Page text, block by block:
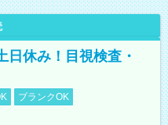
日休み！目視検査・
ブランクOK